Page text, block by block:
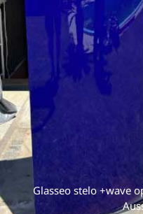
Glasseo stelo +wave